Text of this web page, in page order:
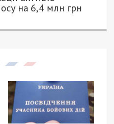
на 6,4 млн грн